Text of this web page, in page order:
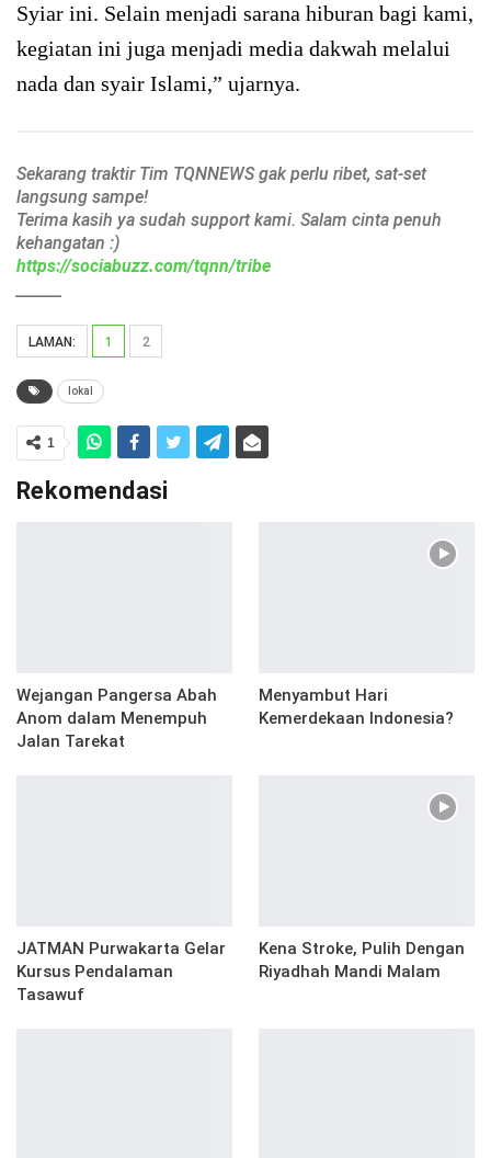
Syiar ini. Selain menjadi sarana hiburan bagi kami,
kegiatan ini juga menjadi media dakwah melalui
nada dan syair Islami,” ujarnya.
Sekarang traktir Tim TQNNEWS gak perlu ribet, sat-set
langsung sampe!
Terima kasih ya sudah support kami. Salam cinta penuh
kehangatan :)
https://sociabuzz.com/tqnn/tribe
LAMAN: 1 2
lokal
1
Rekomendasi
Wejangan Pangersa Abah
Anom dalam Menempuh
Jalan Tarekat
Menyambut Hari
Kemerdekaan Indonesia?
JATMAN Purwakarta Gelar
Kursus Pendalaman
Tasawuf
Kena Stroke, Pulih Dengan
Riyadhah Mandi Malam